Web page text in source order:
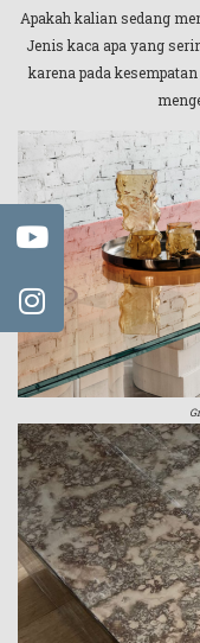
Apakah kalian sedang
Jenis kaca apa yang
karena pada